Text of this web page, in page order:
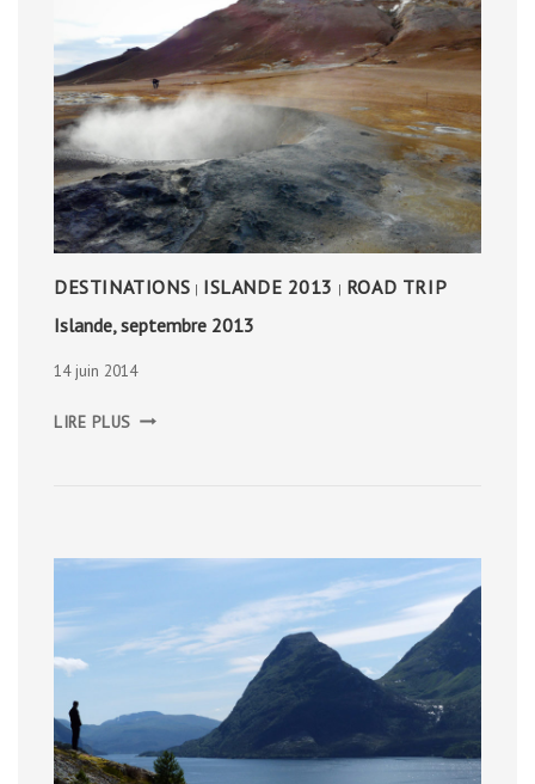
DESTINATIONS | ISLANDE 2013 | ROAD TRIP
Islande, septembre 2013
14 juin 2014
LIRE PLUS SEPTEMBRE